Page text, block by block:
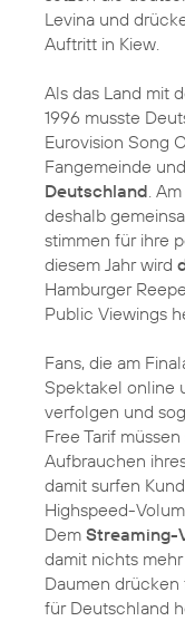
Levina und
Auftritt in Kiew.
Als das Land mit
1996 musste
Eurovision Song
Fangemeinde
Deutschland.
deshalb
stimmen für ihre
diesem Jahr wird
Hamburger
Public Viewings
Fans, die am
Spektakel online
verfolgen und
Free Tarif
Aufbrauchen
damit surfen
Highspeed-
Dem Streaming-
damit nichts
Daumen drücken
für Deutschland